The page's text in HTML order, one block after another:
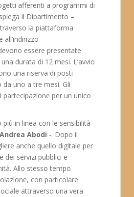
afferenti a programmi di
il Dipartimento –
la piattaforma
essere presentate
durata di 12 mesi. L’avvio
una riserva di posti
uno a tre mesi. Gli
per un unico
in linea con le sensibilità
Abodi -. Dopo il
anche quello digitale per
dei servizi pubblici e
Allo stesso tempo
con particolare
attraverso una vera